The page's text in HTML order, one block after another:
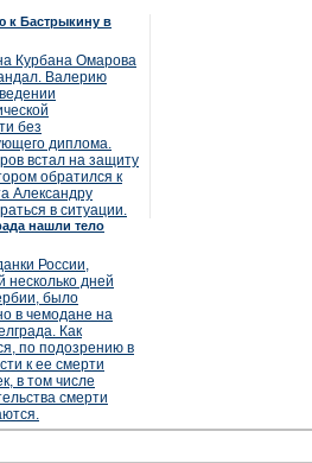
к Бастрыкину в
Курбана Омарова
Валерию
без
диплома.
встал на защиту
обратился к
Александру
в ситуации.
нашли тело
России,
несколько дней
было
в чемодане на
Как
по подозрению в
к ее смерти
в том числе
смерти